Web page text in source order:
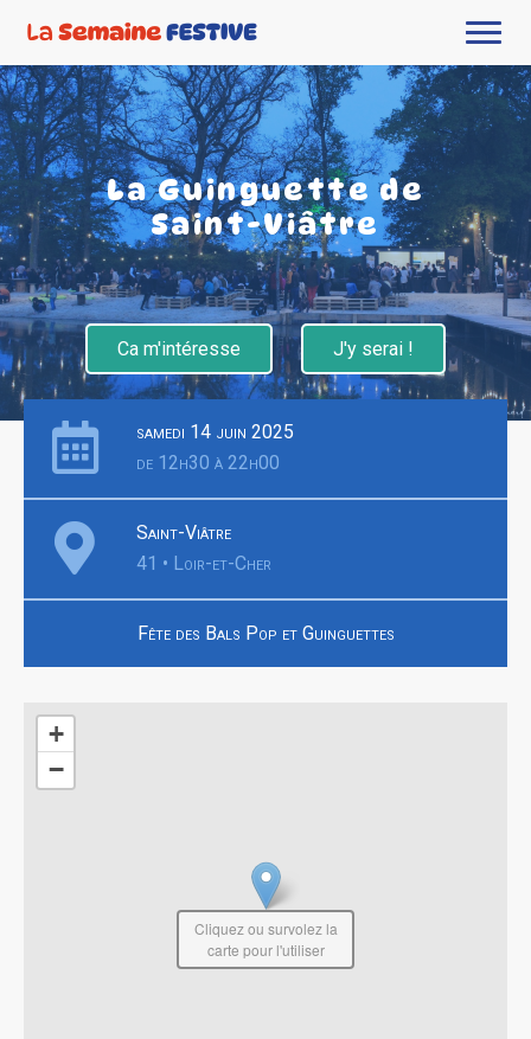
La Guinguette de
Saint-Viâtre
Ca m'intéresse J'y serai !
samedi 14 juin 2025
de 12h30 à 22h00
Saint-Viâtre
41 • Loir-et-Cher
Fête des Bals Pop et Guinguettes
+
−
Cliquez ou survolez la
carte pour l'utiliser